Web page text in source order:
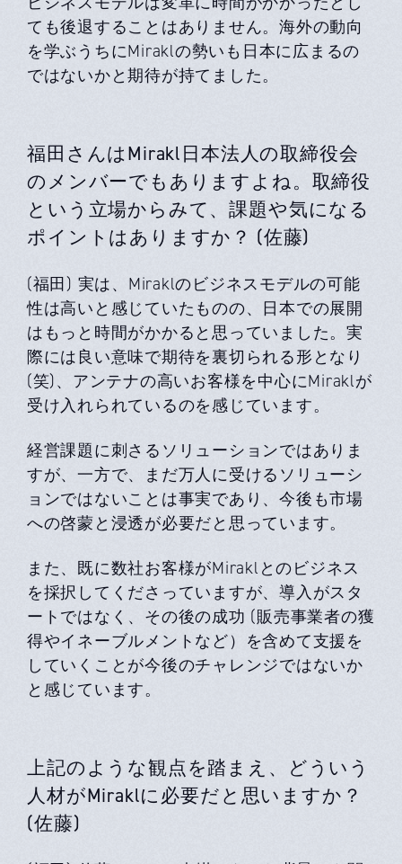
ても後退することはありません。海外の動向
を学ぶうちにMiraklの勢いも日本に広まるの
ではないかと期待が持てました。
福田さんはMirakl日本法人の取締役会
のメンバーでもありますよね。取締役
という立場からみて、課題や気になる
ポイントはありますか？ (佐藤)
(福田) 実は、Miraklのビジネスモデルの可能
性は高いと感じていたものの、日本での展開
はもっと時間がかかると思っていました。実
際には良い意味で期待を裏切られる形となり
(笑)、アンテナの高いお客様を中心にMiraklが
受け入れられているのを感じています。
経営課題に刺さるソリューションではありま
すが、一方で、まだ万人に受けるソリューシ
ョンではないことは事実であり、今後も市場
への啓蒙と浸透が必要だと思っています。
また、既に数社お客様がMiraklとのビジネス
を採択してくださっていますが、導入がスタ
ートではなく、その後の成功 (販売事業者の獲
得やイネーブルメントなど）を含めて支援を
していくことが今後のチャレンジではないか
と感じています。
上記のような観点を踏まえ、どういう
人材がMiraklに必要だと思いますか？
(佐藤)